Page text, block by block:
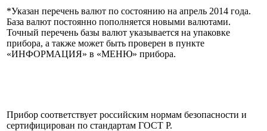
*Указан перечень валют по состоянию на апрель 2014 года.
База валют постоянно пополняется новыми валютами.
Точный перечень базы валют указывается на упаковке
прибора, а также может быть проверен в пункте
«ИНФОРМАЦИЯ» в «МЕНЮ» прибора.
Прибор соответствует российским нормам безопасности и
сертифицирован по стандартам ГОСТ Р.